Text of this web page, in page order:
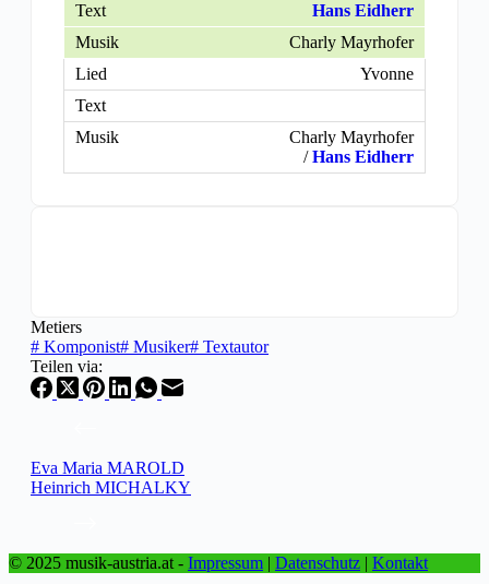
Hans Eidherr
Charly Mayrhofer
Yvonne
Charly Mayrhofer
/Hans Eidherr
Metiers
# Komponist# Musiker# Textautor
Teilen via:
Eva Maria MAROLD
Heinrich MICHALKY
© 2025 musik-austria.at - Impressum | Datenschutz | Kontakt